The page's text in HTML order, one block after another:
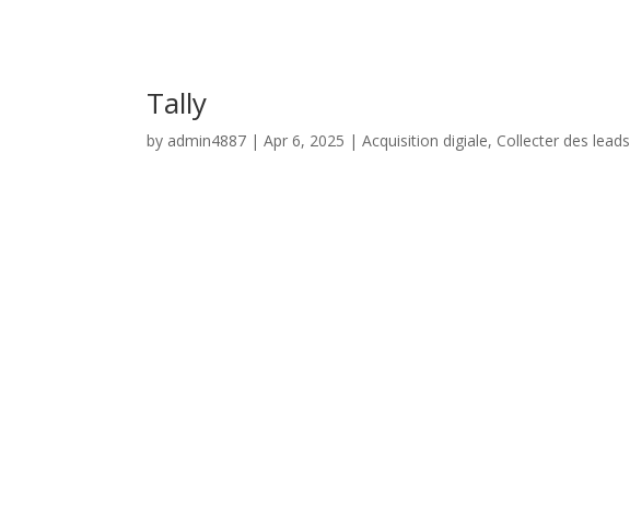
Tally
by admin4887 |Apr 6, 2025 |Acquisition digiale, Collecter des leads